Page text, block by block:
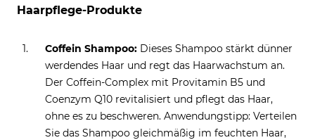
Haarpflege-Produkte
Coffein Shampoo: Dieses Shampoo stärkt dünner
werdendes Haar und regt das Haarwachstum an.
Der Coffein-Complex mit Provitamin B5 und
Coenzym Q10 revitalisiert und pflegt das Haar,
ohne es zu beschweren. Anwendungstipp: Verteilen
Sie das Shampoo gleichmäßig im feuchten Haar,